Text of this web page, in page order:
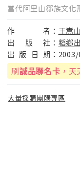
當代阿里山鄒族文化
作 者： 王嵩山
出
版 社： 稻鄉
出 版 日 期：
刷誠品聯名卡 ，
大量採購團購專區